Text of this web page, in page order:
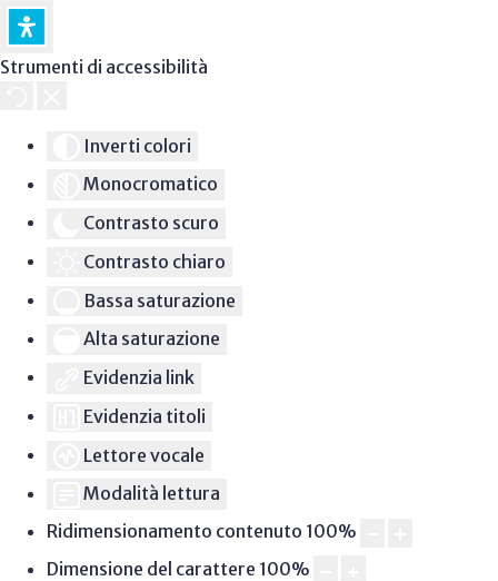
Strumenti di accessibilità
Inverti colori
Monocromatico
Contrasto scuro
Contrasto chiaro
Bassa saturazione
Alta saturazione
Evidenzia link
Evidenzia titoli
Lettore vocale
Modalità lettura
Ridimensionamento contenuto 100%
Dimensione del carattere 100%